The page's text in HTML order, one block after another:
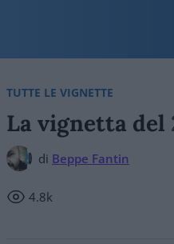
TUTTE LE VIGNETTE
La vignetta del
di Beppe Fantin
4.8k